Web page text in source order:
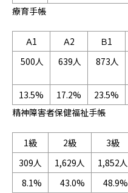
療育手帳
Ａ1 Ａ2 Ｂ1
500人
639人 873人
13.5%
17.2% 23.5%
精神障害者保健福祉手帳
1級 2級 3級
309人
1,629人 1,852人
8.1%
43.0% 48.9%